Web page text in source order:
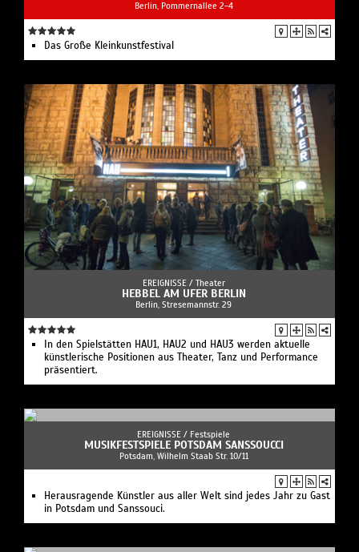
Berlin, Pommernallee 2-4
Das Große Kleinkunstfestival
EREIGNISSE / Theater
HEBBEL AM UFER BERLIN
Berlin, Stresemannstr. 29
In den Spielstätten HAU1, HAU2 und HAU3 werden aktuelle
künstlerische Positionen aus Theater, Tanz und Performance
präsentiert.
EREIGNISSE / Festspiele
MUSIKFESTSPIELE POTSDAM SANSSOUCCI
Potsdam, Wilhelm Staab Str. 10/11
Herausragende Künstler aus aller Welt sind jedes Jahr zu Gast
in Potsdam und Sanssouci.